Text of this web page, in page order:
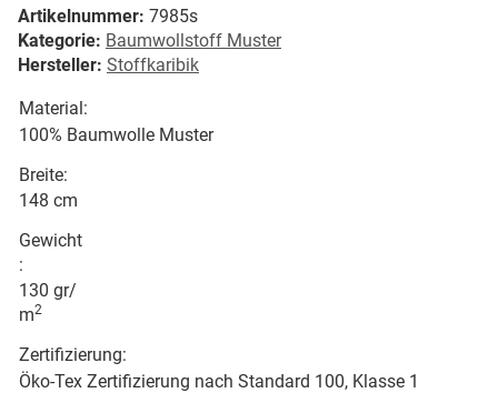
Artikelnummer: 7985s
Kategorie: Baumwollstoff Muster
Hersteller: Stoffkaribik
Material:
100% Baumwolle Muster
Breite:
148 cm
Gewicht
:
130 gr/
m2
Zertifizierung:
Öko-Tex Zertifizierung nach Standard 100, Klasse 1